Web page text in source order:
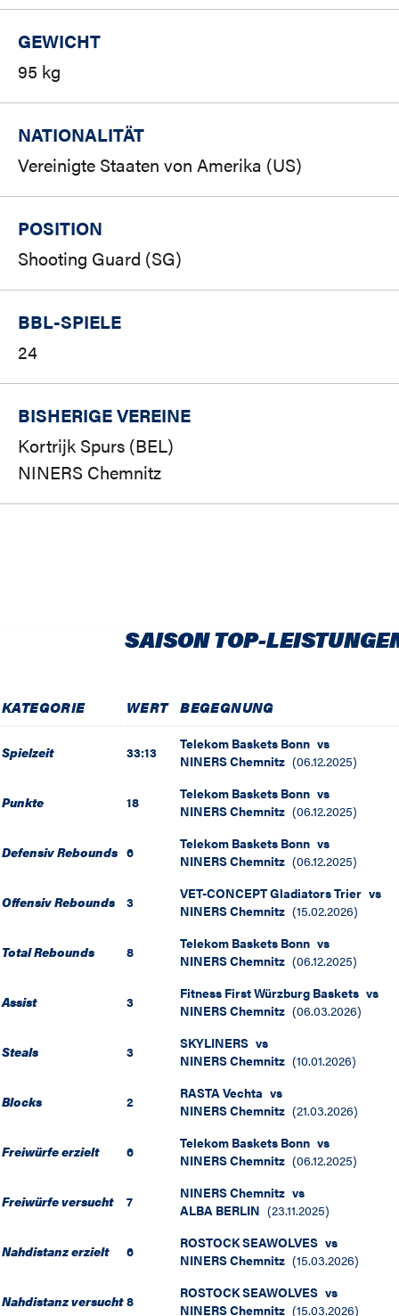
GEWICHT
95 kg
NATIONALITÄT
Vereinigte Staaten von Amerika (US)
POSITION
Shooting Guard (SG)
BBL-SPIELE
24
BISHERIGE VEREINE
Kortrijk Spurs (BEL)
NINERS Chemnitz
SAISON TOP-
KATEGORIE WERT BEGEGNUNG
Spielzeit 33:13 Telekom Baskets Bonn vs
NINERS Chemnitz (06.12.2025)
Punkte 18 Telekom Baskets Bonn vs
NINERS Chemnitz (06.12.2025)
Defensiv Rebounds 6 Telekom Baskets Bonn vs
NINERS Chemnitz (06.12.2025)
Offensiv Rebounds 3 VET-CONCEPT Gladiators Trier vs
NINERS Chemnitz (15.02.2026)
Total Rebounds 8 Telekom Baskets Bonn vs
NINERS Chemnitz (06.12.2025)
Assist 3 Fitness First Würzburg Baskets vs
NINERS Chemnitz (06.03.2026)
Steals 3 SKYLINERS vs
NINERS Chemnitz (10.01.2026)
Blocks 2 RASTA Vechta vs
NINERS Chemnitz (21.03.2026)
Freiwürfe erzielt 6 Telekom Baskets Bonn vs
NINERS Chemnitz (06.12.2025)
Freiwürfe versucht 7 NINERS Chemnitz vs
ALBA BERLIN (23.11.2025)
Nahdistanz erzielt 6 ROSTOCK SEAWOLVES vs
NINERS Chemnitz (15.03.2026)
Nahdistanz versucht 8 ROSTOCK SEAWOLVES vs
NINERS Chemnitz (15.03.2026)